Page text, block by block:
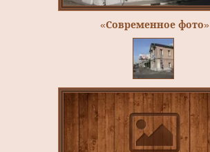
«Современное фото»